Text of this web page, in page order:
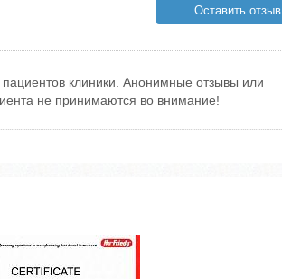
Оставить отзыв
клиники. Анонимные отзывы или
не принимаются во внимание!